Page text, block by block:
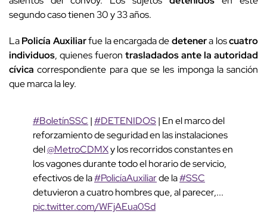
segundo caso tienen 30 y 33 años.
LaPolicía Auxiliarfue la encargada dedetenera loscuatro
individuos, quienes fueron trasladados ante la autoridad
cívica correspondiente para que se les imponga la sanción
que marca la ley.
#BoletínSSC |#DETENIDOS | En el marco del
reforzamiento de seguridad en las instalaciones
del@MetroCDMXy los recorridos constantes en
los vagones durante todo el horario de servicio,
efectivos de la#PolicíaAuxiliarde la#SSC
detuvieron a cuatro hombres que, al parecer,...
pic.twitter.com/WFjAEua0Sd